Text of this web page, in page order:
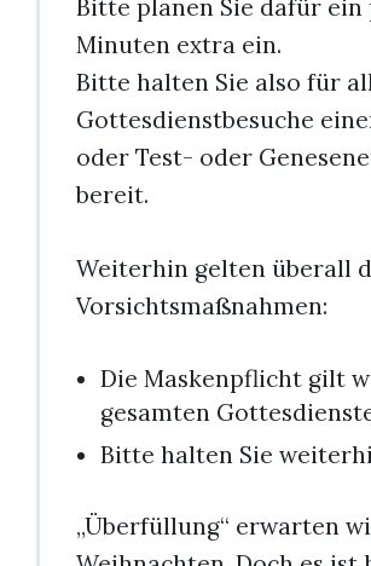
Bitte planen Sie dafür ein
Minuten extra ein.
Bitte halten Sie also für
Gottesdienstbesuche
oder Test- oder
bereit.
Weiterhin gelten überall
Vorsichtsmaßnahmen:
Die Maskenpflicht gilt
gesamten
Bitte halten Sie
„Überfüllung“ erwarten